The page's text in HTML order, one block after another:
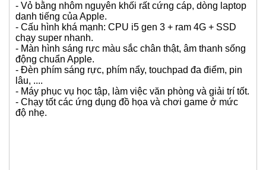
- Vỏ bằng nhôm nguyên khối rất cứng cáp, dòng laptop
danh tiếng của Apple.
- Cấu hình khá mạnh: CPU i5 gen 3 + ram 4G + SSD
chạy super nhanh.
- Màn hình sáng rực màu sắc chân thật, âm thanh sống
động chuẩn Apple.
- Đèn phím sáng rực, phím nẩy, touchpad đa điểm, pin
lâu, ....
- Máy phục vụ học tập, làm việc văn phòng và giải trí tốt.
- Chạy tốt các ứng dụng đồ họa và chơi game ở mức
độ nhẹ.